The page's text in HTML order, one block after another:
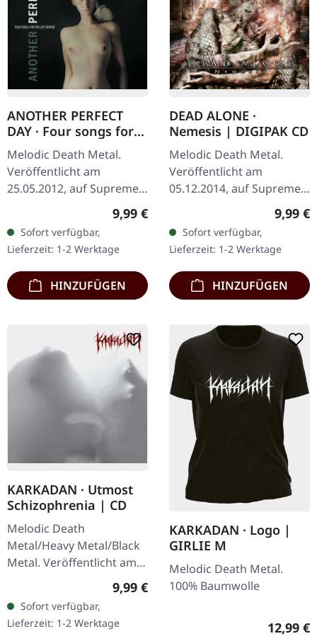
ANOTHER PERFECT
DAY · Four songs for
the left behind |
DIGIPAK CD
Melodic Death Metal.
Veröffentlicht am
25.05.2012, auf Supreme
Chaos Records. Limitierte
Erstauflage als DigiPak!
Kristian "Kohle"
Kohlmannslehner,…
Regulärer Preis:
9,99 €
Sofort verfügbar,
Lieferzeit: 1-2 Werktage
HINZUFÜGEN
DEAD ALONE ·
Nemesis | DIGIPAK CD
Melodic Death Metal.
Veröffentlicht am
05.12.2014, auf Supreme
Chaos Records. Limitierte
DigiPak-Auflage, auf nur
100 Exemplare limitiert!
Mit…
9,99 €
Sofort verfügbar,
Lieferzeit: 1-2 Werktage
HINZUFÜGEN
KARKADAN · Utmost
Schizophrenia | CD
Melodic Death
Metal/Heavy Metal/Black
Metal. Veröffentlicht am
08.03.2004, auf Supreme
Chaos Records. CD im
Jewelcase mit 16-seitigem
Booklet.…
Regulärer Preis:
9,99 €
Sofort verfügbar,
Lieferzeit: 1-2 Werktage
KARKADAN · Logo |
GIRLIE M
Melodic Death Metal.
100% Baumwolle
12,99 €